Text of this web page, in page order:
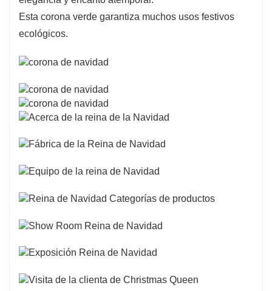
Esta corona verde garantiza muchos usos festivos
ecológicos.